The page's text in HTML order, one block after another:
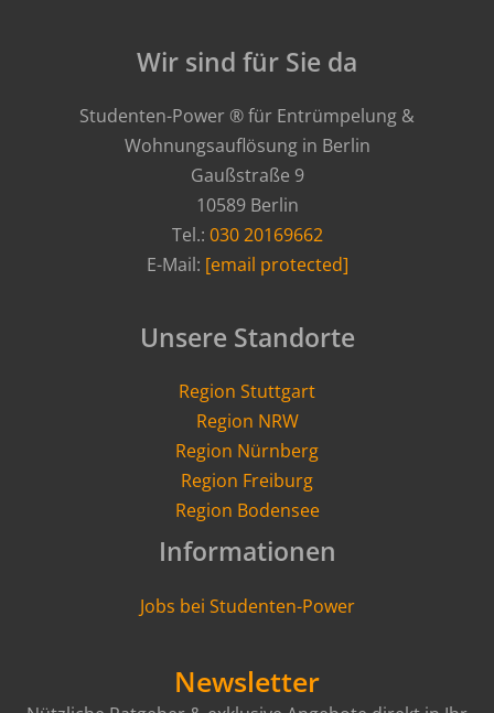
Wir sind für Sie da
Studenten-Power ® für Entrümpelung &
Wohnungsauflösung in Berlin
Gaußstraße 9
10589 Berlin
Tel.: 030 20169662
E-Mail: [email protected]
Unsere Standorte
Region Stuttgart
Region NRW
Region Nürnberg
Region Freiburg
Region Bodensee
Informationen
Jobs bei Studenten-Power
Newsletter